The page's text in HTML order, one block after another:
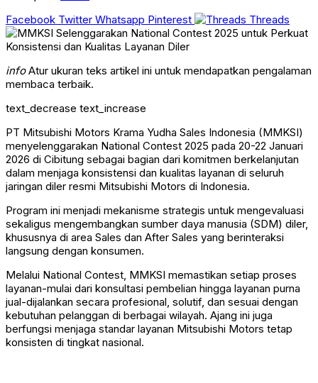
Facebook Twitter Whatsapp Pinterest Threads
infoAtur ukuran teks artikel ini untuk mendapatkan pengalaman
membaca terbaik.
text_decrease text_increase
PT Mitsubishi Motors Krama Yudha Sales Indonesia (MMKSI)
menyelenggarakan National Contest 2025 pada 20-22 Januari
2026 di Cibitung sebagai bagian dari komitmen berkelanjutan
dalam menjaga konsistensi dan kualitas layanan di seluruh
jaringan diler resmi Mitsubishi Motors di Indonesia.
Program ini menjadi mekanisme strategis untuk mengevaluasi
sekaligus mengembangkan sumber daya manusia (SDM) diler,
khususnya di area Sales dan After Sales yang berinteraksi
langsung dengan konsumen.
Melalui National Contest, MMKSI memastikan setiap proses
layanan-mulai dari konsultasi pembelian hingga layanan purna
jual-dijalankan secara profesional, solutif, dan sesuai dengan
kebutuhan pelanggan di berbagai wilayah. Ajang ini juga
berfungsi menjaga standar layanan Mitsubishi Motors tetap
konsisten di tingkat nasional.